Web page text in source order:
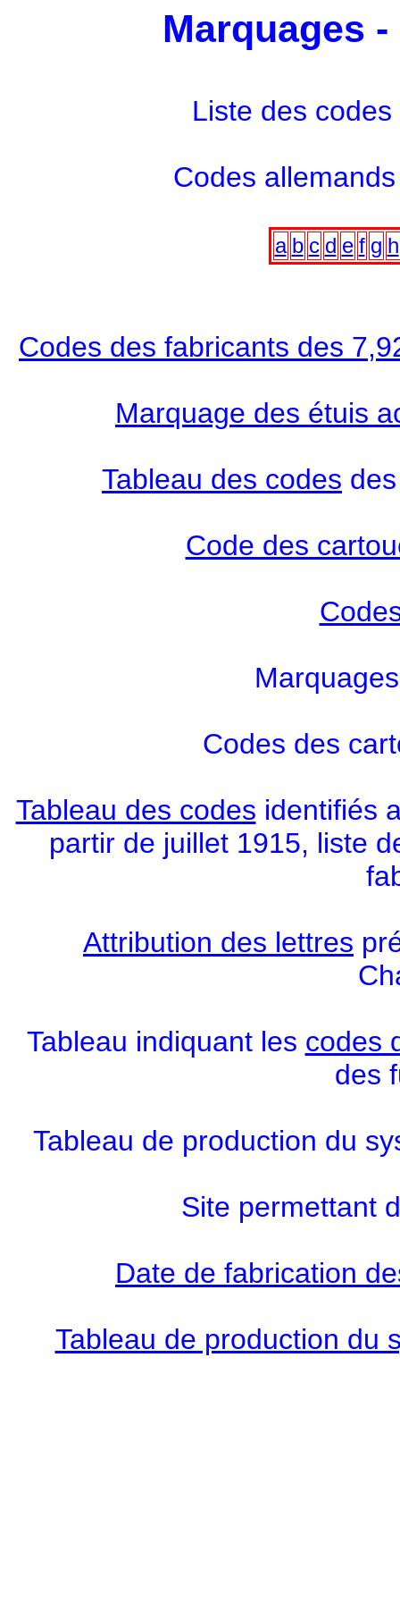
Marquages
Liste des
Codes
a b c d e f g h
Codes des fabricants des
Marquage des étuis
Tableau des codes
Code des
Codes des
Tableau des codes identifiés
partir de juillet 1915, liste
Attribution des lettres
Tableau indiquant les codes
des
Tableau de production du
Site permettant
Date de fabrication
Tableau de production du